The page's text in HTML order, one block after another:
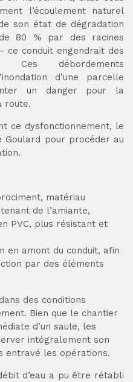
l’écoulement naturel
son état de dégradation
80 % par des racines
ce conduit engendrait des
Ces débordements
d’une parcelle
un danger pour la
route.
ce dysfonctionnement, le
Goulard pour procéder au
matériau
de l’amiante,
PVC, plus résistant et
en amont du conduit, afin
par des éléments
des conditions
Bien que le chantier
d’un saule, les
intégralement son
entravé les opérations.
d’eau a pu être rétabli